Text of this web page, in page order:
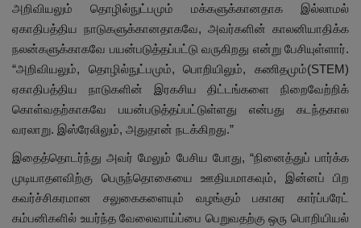
அறிவியலும் தொழில்நுட்பமும் மக்களுக்கானதாக இல்லாமல்
ஏகாதிபத்திய நாடுகளுக்கானதாகவே, அவர்களின் காலனியாதிக்க
நலன்களுக்காகவே பயன்படுத்தப்பட்டு வருகிறது என்று பேசியுள்ளார்.
“அறிவியலும், தொழில்நுட்பமும், பொறியிலும், கணிதமும்(STEM)
ஏகாதிபத்திய நாடுகளின் இரகசிய திட்டங்களை நிறைவேற்றிக்
கொள்வதற்காகவே பயன்படுத்தப்பட்டுள்ளது என்பது கடந்தகால
வரலாறு. இஸ்ரேலிலும், அதுதான் நடக்கிறது.”
இதைத்தொடர்ந்து அவர் மேலும் பேசிய போது, “நினைத்துப் பார்க்க
முடியாதளவிற்கு பெருந்தொகையை ஊதியமாகவும், இன்னப் பிற
கவர்ச்சிகரமான சலுகைகளையும் வழங்கும் பகாசுர கார்ப்பரேட்
கம்பனிகளில் உயர்ந்த வேலைவாய்ப்பை பெறுவதற்கு ஒரு பொறியியல்